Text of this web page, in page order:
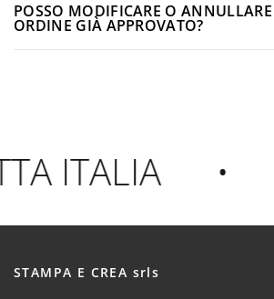
POSSO MODIFICARE O
ORDINE GIÀ APPROVATO?
ITALIA
STAMPA E CREA srls